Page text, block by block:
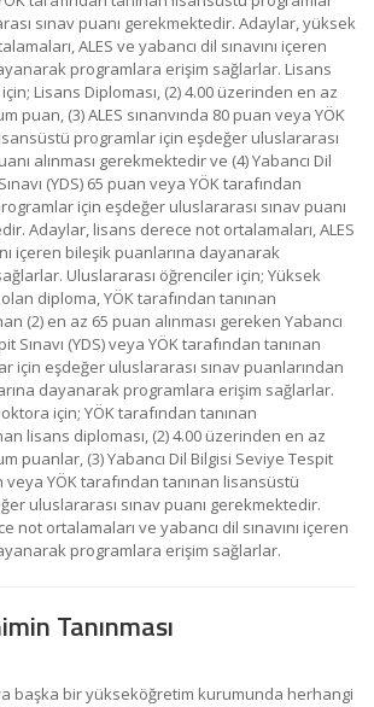
sınav puanı gerekmektedir. Adaylar, yüksek
ALES ve yabancı dil sınavını içeren
programlara erişim sağlarlar. Lisans
Lisans Diploması, (2) 4.00 üzerinden en az
puan, (3) ALES sınanvında 80 puan veya YÖK
programlar için eşdeğer uluslararası
alınması gerekmektedir ve (4) Yabancı Dil
(YDS) 65 puan veya YÖK tarafından
için eşdeğer uluslararası sınav puanı
Adaylar, lisans derece not ortalamaları, ALES
içeren bileşik puanlarına dayanarak
Uluslararası öğrenciler için; Yüksek
diploma, YÖK tarafından tanınan
(2) en az 65 puan alınması gereken Yabancı
Sınavı (YDS) veya YÖK tarafından tanınan
için eşdeğer uluslararası sınav puanlarından
dayanarak programlara erişim sağlarlar.
için; YÖK tarafından tanınan
lisans diploması, (2) 4.00 üzerinden en az
puanlar, (3) Yabancı Dil Bilgisi Seviye Tespit
veya YÖK tarafından tanınan lisansüstü
uluslararası sınav puanı gerekmektedir.
not ortalamaları ve yabancı dil sınavını içeren
programlara erişim sağlarlar.
Tanınması
başka bir yükseköğretim kurumunda herhangi